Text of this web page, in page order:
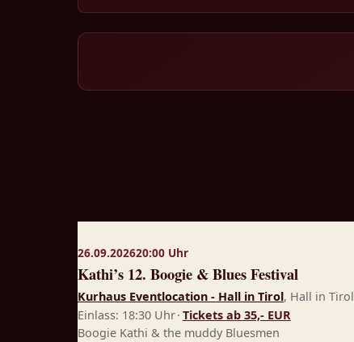
26.09.202620:00 Uhr
Kathi’s 12. Boogie & Blues Festival
Kurhaus Eventlocation - Hall in Tirol, Hall in Tirol
Einlass: 18:30 Uhr· Tickets ab 35,- EUR
Boogie Kathi & the muddy Bluesmen